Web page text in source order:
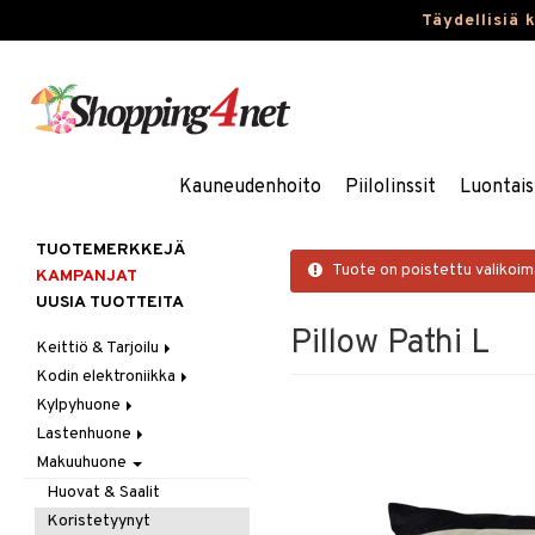
Täydellisiä
Kauneudenhoito Piilolinssit
Tuote on poistettu
Pillow Pathi L
TUOTEMERKKEJÄ
KAMPANJAT
UUSIA TUOTTEITA
Keittiö & Tarjoilu
Aterimet
Kannut & Karahvit
Keittiösäilytys
Keittiötekstiilit
Keittiövälineet
Kodinkoneet
Kodin elektroniikka
Ääni
Kylpyhuone
Kylpyhuoneen sisustus
Kylpyhuoneen tarvikkeita
Kylpyhuoneen tekstiilit
Lastenhuone
Kylpyhuoneen koristelu
Lasten huonekalut
Lasten lamput
Makuuhuone
Huovat & Saalit
Koristetyynyt